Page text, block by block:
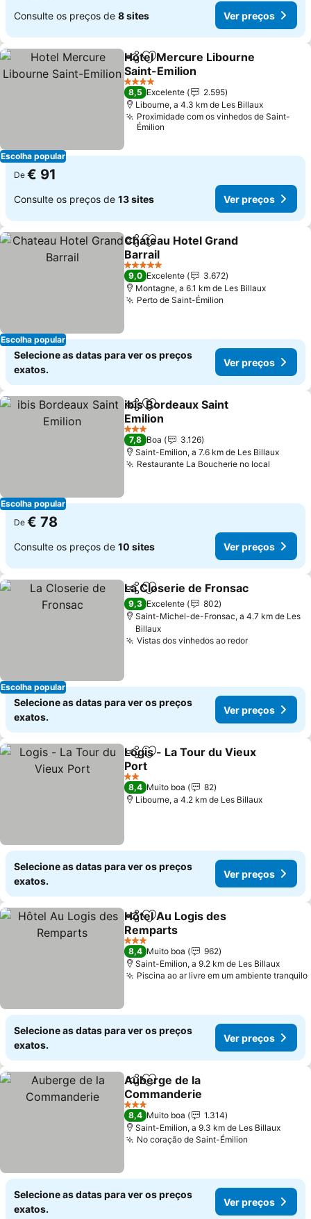
Consulte os preços de 8 sites Ver preços
Escolha popular
PartilharAdicionar aos favoritos
Hotel Mercure Libourne
Saint-Emilion
4 Estrelas
8,5 Excelente
2.595
Libourne, a 4.3 km de Les Billaux
Proximidade com os vinhedos de Saint-
Émilion
De € 91
Consulte os preços de 13 sites Ver preços
Escolha popular
PartilharAdicionar aos favoritos
Chateau Hotel Grand
Barrail
5 Estrelas
9,0 Excelente
3.672
Montagne, a 6.1 km de Les Billaux
Perto de Saint-Émilion
Selecione as datas para ver os preços
exatos.
Ver preços
Escolha popular
PartilharAdicionar aos favoritos
ibis Bordeaux Saint
Emilion
3 Estrelas
7,8 Boa
3.126
Saint-Emilion, a 7.6 km de Les Billaux
Restaurante La Boucherie no local
De € 78
Consulte os preços de 10 sites Ver preços
Escolha popular
PartilharAdicionar aos favoritos
La Closerie de Fronsac
9,3 Excelente
802
Saint-Michel-de-Fronsac, a 4.7 km de Les
Billaux
Vistas dos vinhedos ao redor
Selecione as datas para ver os preços
exatos.
Ver preços
PartilharAdicionar aos favoritos
Logis - La Tour du Vieux
Port
2 Estrelas
8,4 Muito boa
82
Libourne, a 4.2 km de Les Billaux
Selecione as datas para ver os preços
exatos.
Ver preços
PartilharAdicionar aos favoritos
Hôtel Au Logis des
Remparts
3 Estrelas
8,4 Muito boa
962
Saint-Emilion, a 9.2 km de Les Billaux
Piscina ao ar livre em um ambiente tranquilo
Selecione as datas para ver os preços
exatos.
Ver preços
PartilharAdicionar aos favoritos
Auberge de la
Commanderie
3 Estrelas
8,4 Muito boa
1.314
Saint-Emilion, a 9.3 km de Les Billaux
No coração de Saint-Émilion
Selecione as datas para ver os preços
exatos.
Ver preços